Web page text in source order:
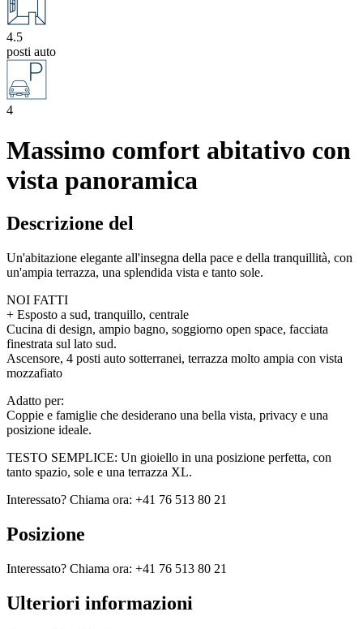
4.5
posti auto
4
Massimo comfort abitativo con
vista panoramica
Descrizione del
Un'abitazione elegante all'insegna della pace e della tranquillità, con
un'ampia terrazza, una splendida vista e tanto sole.
NOI FATTI
+ Esposto a sud, tranquillo, centrale
Cucina di design, ampio bagno, soggiorno open space, facciata
finestrata sul lato sud.
Ascensore, 4 posti auto sotterranei, terrazza molto ampia con vista
mozzafiato
Adatto per:
Coppie e famiglie che desiderano una bella vista, privacy e una
posizione ideale.
TESTO SEMPLICE: Un gioiello in una posizione perfetta, con
tanto spazio, sole e una terrazza XL.
Interessato? Chiama ora: +41 76 513 80 21
Posizione
Interessato? Chiama ora: +41 76 513 80 21
Ulteriori informazioni